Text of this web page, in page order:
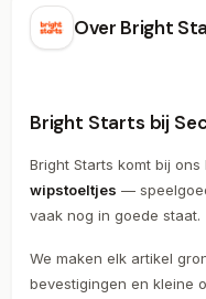
Over Bright
Bright Starts bij
Bright Starts komt bij ons
wipstoeltjes —
vaak nog in goede staat.
We maken elk artikel
bevestigingen en kleine